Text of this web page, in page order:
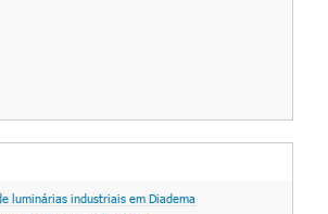
luminárias industriais em Diadema